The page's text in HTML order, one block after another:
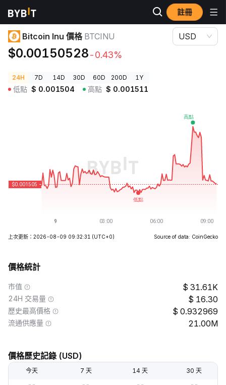
註冊
加密貨幣價格
Bitcoin Inu 價格 BTCINU
$0.00150528-0.43%
USD
24H 7D 14D 30D 60D 200D 1Y
低點 $ 0.001504 高點 $ 0.001511
上次更新：2026-08-09 09:32:31 (UTC+0) Source of data: CoinGecko
價格統計
市值 31.61K
24H 交易量 16.30
歷史最高價格 0.932969
流通供應量 21.00M
價格歷史記錄 (USD)
今天 7 天 14 天 30 天